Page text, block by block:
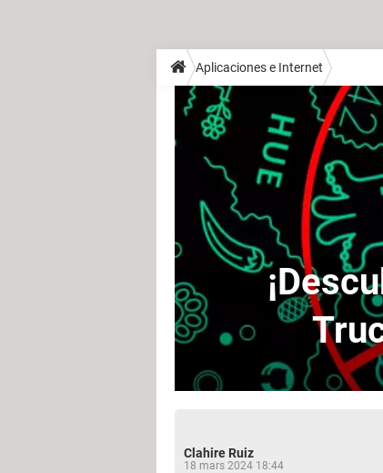
Aplicaciones e Internet
Clahire Ruiz
18 mars 2024 18:44